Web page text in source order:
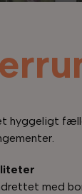
hyggeligt
med